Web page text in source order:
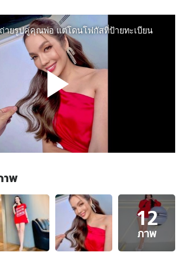
าพ
12
ภาพ